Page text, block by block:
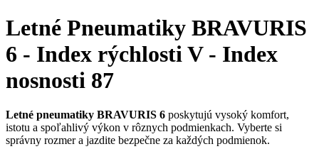
Letné Pneumatiky BRAVURIS
6 - Index rýchlosti V - Index
nosnosti 87
Letné pneumatiky BRAVURIS 6 poskytujú vysoký komfort,
istotu a spoľahlivý výkon v rôznych podmienkach. Vyberte si
správny rozmer a jazdite bezpečne za každých podmienok.